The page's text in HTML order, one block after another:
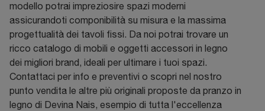
modello potrai impreziosire spazi moderni
assicurandoti componibilità su misura e la massima
progettualità dei tavoli fissi. Da noi potrai trovare un
ricco catalogo di mobili e oggetti accessori in legno
dei migliori brand, ideali per ultimare i tuoi spazi.
Contattaci per info e preventivi o scopri nel nostro
punto vendita le altre più originali proposte da pranzo in
legno di Devina Nais, esempio di tutta l'eccellenza